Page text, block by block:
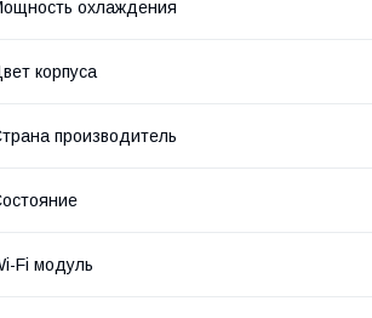
охлаждения
корпуса
производитель
Fi модуль